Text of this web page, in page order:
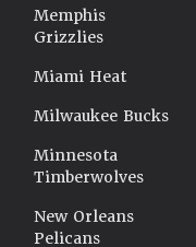
Memphis
Grizzlies
Miami Heat
Milwaukee Bucks
Minnesota
Timberwolves
New Orleans
Pelicans